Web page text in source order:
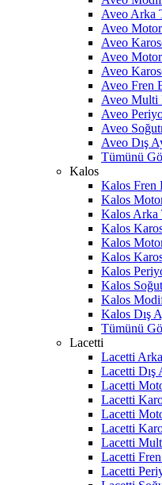
Aveo Arka
Aveo
Aveo
Aveo
Aveo
Aveo Fren
Aveo Multi
Aveo
Aveo
Aveo Dış
Tümünü
Kalos
Kalos Fren
Kalos
Kalos Arka
Kalos
Kalos
Kalos
Kalos
Kalos
Kalos
Kalos Dış
Tümünü
Lacetti
Lacetti
Lacetti Dış
Lacetti
Lacetti
Lacetti
Lacetti
Lacetti
Lacetti
Lacetti